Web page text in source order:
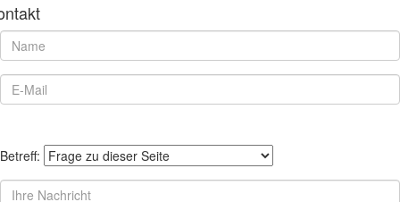
Betreff: